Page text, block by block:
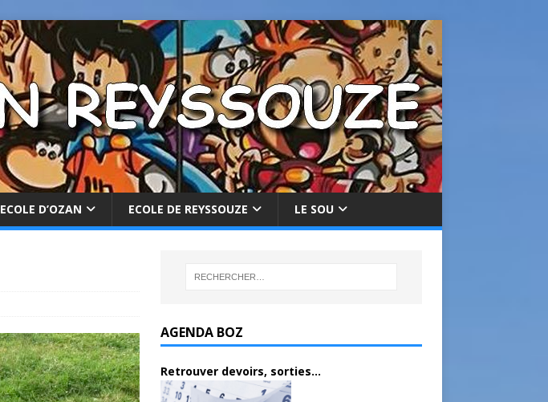
ECOLE D’OZAN ECOLE DE REYSSOUZE LE SOU
AGENDA BOZ
Retrouver devoirs, sorties...